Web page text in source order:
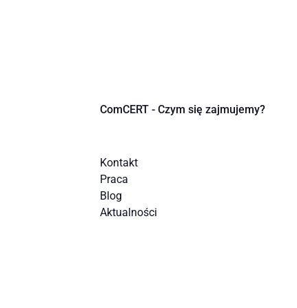
ComCERT - Czym się zajmujemy?
Kontakt
Praca
Blog
Aktualności